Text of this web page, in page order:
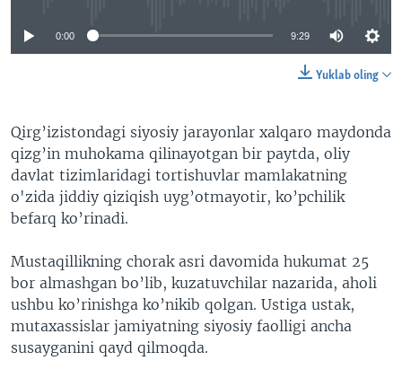
0:00 9:29
Yuklab oling
Qirg’izistondagi siyosiy jarayonlar xalqaro maydonda
qizg’in muhokama qilinayotgan bir paytda, oliy
davlat tizimlaridagi tortishuvlar mamlakatning
o'zida jiddiy qiziqish uyg’otmayotir, ko’pchilik
befarq ko’rinadi.
Mustaqillikning chorak asri davomida hukumat 25
bor almashgan bo’lib, kuzatuvchilar nazarida, aholi
ushbu ko’rinishga ko’nikib qolgan. Ustiga ustak,
mutaxassislar jamiyatning siyosiy faolligi ancha
susayganini qayd qilmoqda.